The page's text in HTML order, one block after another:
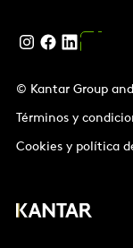
© Kantar Group
Términos y
Cookies y política